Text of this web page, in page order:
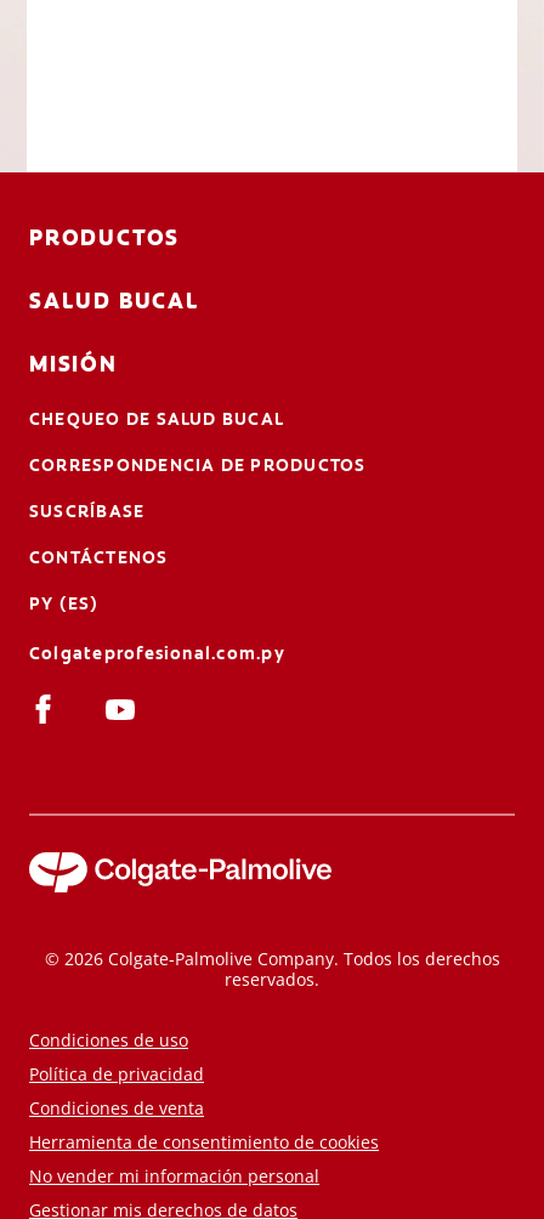
PRODUCTOS
SALUD BUCAL
MISIÓN
CHEQUEO DE SALUD BUCAL
CORRESPONDENCIA DE PRODUCTOS
SUSCRÍBASE
CONTÁCTENOS
PY (ES)
Colgateprofesional.com.py
© 2026 Colgate-Palmolive Company. Todos los derechos
reservados.
Condiciones de uso
Política de privacidad
Condiciones de venta
Herramienta de consentimiento de cookies
No vender mi información personal
Gestionar mis derechos de datos